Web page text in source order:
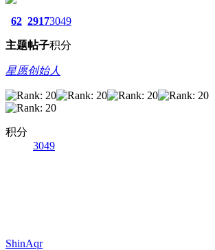
62
主题
2917
帖子
3049
积分
星愿创始人
积分
3049
ShinAqr